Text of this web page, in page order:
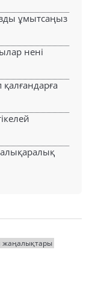
ұмытсаңыз
нені
жаңалықтары